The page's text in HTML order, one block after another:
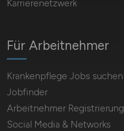
Für Arbeitnehmer
Krankenpflege Jobs suchen
Jobfinder
Arbeitnehmer Registrierung
Social Media & Networks
Karrierenetzwerk